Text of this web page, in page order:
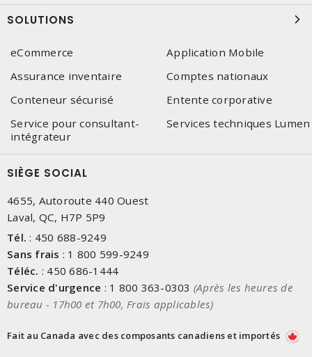
SOLUTIONS
eCommerce
Application Mobile
Assurance inventaire
Comptes nationaux
Conteneur sécurisé
Entente corporative
Service pour consultant-
intégrateur
Services techniques Lumen
SIÈGE SOCIAL
4655, Autoroute 440 Ouest
Laval, QC, H7P 5P9
Tél. : 450 688-9249
Sans frais : 1 800 599-9249
Téléc. : 450 686-1444
Service d'urgence : 1 800 363-0303 (Après les heures de
bureau - 17h00 et 7h00, Frais applicables)
Fait au Canada avec des composants canadiens et importés